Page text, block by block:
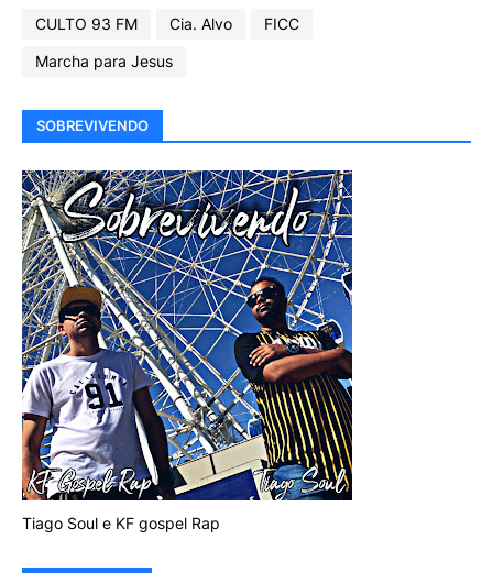
CULTO 93 FM Cia. Alvo
FICC
Marcha para Jesus
SOBREVIVENDO
Tiago Soul e KF gospel Rap